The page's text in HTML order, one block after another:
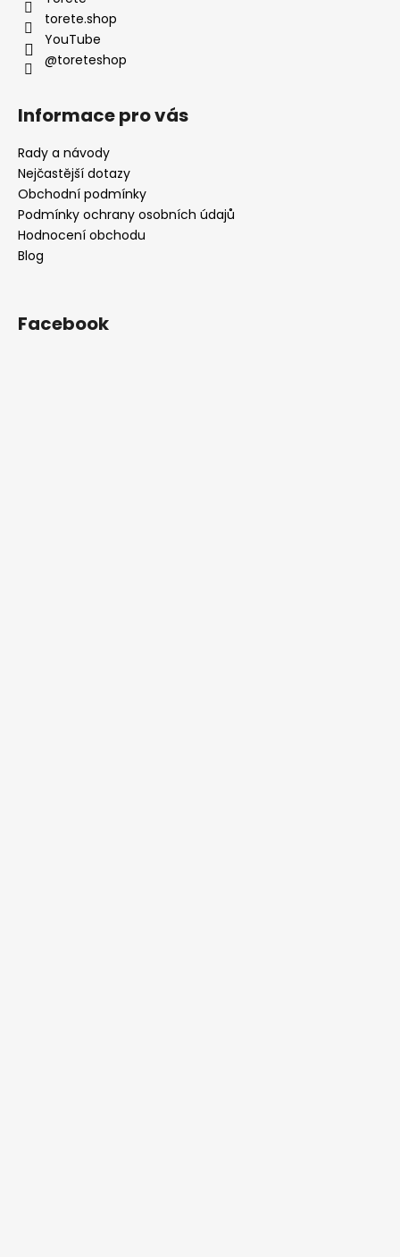
torete.shop
YouTube
@toreteshop
Informace pro vás
Rady a návody
Nejčastější dotazy
Obchodní podmínky
Podmínky ochrany osobních údajů
Hodnocení obchodu
Blog
Facebook